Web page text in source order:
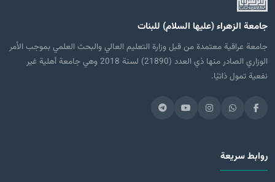
جامعة الزهراء (عليها السلام) للبنات
جامعة عراقية معتمدة من قبل وزارة التعليم العالي والبحث العلمي بموجب الأمر
الوزاري الصادر منها ذي العدد (21890) لسنة 2018 وهي جامعة أهلية غير
نفعية تمول ذاتيًا.
روابط سريعة